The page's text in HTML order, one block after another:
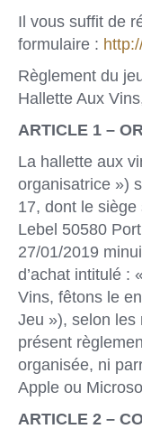
Il vous suffit de
formulaire :
Règlement du
Hallette Aux
ARTICLE 1 –
La hallette aux
organisatrice »)
17, dont le
Lebel 50580
27/01/2019
d’achat intitulé :
Vins, fêtons le
Jeu »), selon les
présent
organisée, ni
Apple ou
ARTICLE 2 –